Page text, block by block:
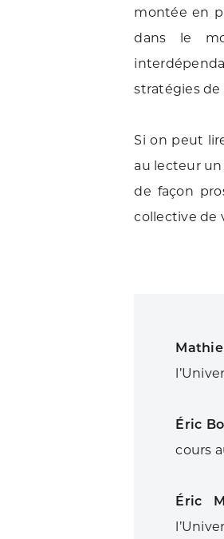
montée en
dans le
stratégies
Si on peut
au lecteur
de façon
collective de
Éric
cours
Éric